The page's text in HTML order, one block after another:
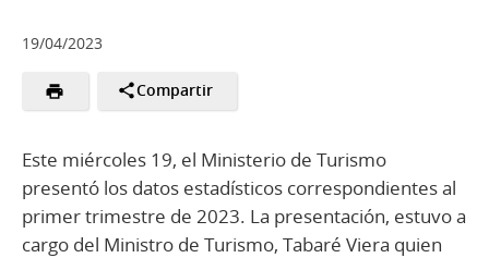
19/04/2023
Compartir
Este miércoles 19, el Ministerio de Turismo
presentó los datos estadísticos correspondientes al
primer trimestre de 2023. La presentación, estuvo a
cargo del Ministro de Turismo, Tabaré Viera quien